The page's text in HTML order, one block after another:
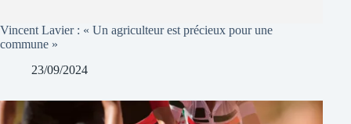
Vincent Lavier : « Un agriculteur est précieux pour une
commune »
23/09/2024